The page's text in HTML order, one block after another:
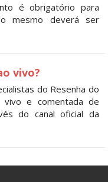
é obrigatório para
mesmo deverá ser
vivo?
do Resenha do
vivo e comentada de
do canal oficial da